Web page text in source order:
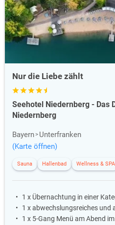
Nur die Liebe zählt
Seehotel Niedernberg - Das
Niedernberg
Bayern
Unterfranken
(Karte öffnen)
Sauna Hallenbad Wellness & SPA
1 x Übernachtung in einer
1 x abwechslungsreiches und
1 x 5-Gang Menü am Abend